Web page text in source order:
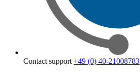
Contact support +49 (0) 40-21008783